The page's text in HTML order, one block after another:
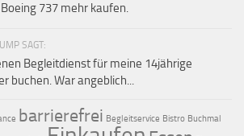
737 mehr kaufen.
SAGT:
Begleitdienst für meine 14jährige
buchen. War angeblich...
barrierefrei Begleitservice Bistro Buchmal